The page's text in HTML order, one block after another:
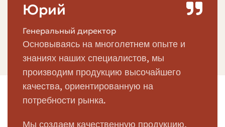
разгрузки, и не во всех местах целесообразно
использовать именно его. Поэтому прежде чем купить
большой кирпич, стоит оценить проект с учетом
размеров, веса и требований к прочности.
Основные виды крупного кирпича
Крупный кирпич бывает разным по материалу и
назначению. Вот основные типы, которые встречаются
Юрий
Генеральный директор
Основываясь на многолетнем опыте и
знаниях наших специалистов, мы
производим продукцию высочайшего
качества, ориентированную на
потребности рынка.
Мы создаем качественную продукцию,